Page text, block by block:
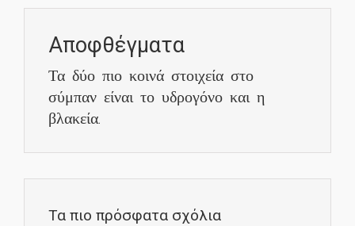
Αποφθέγματα
Τα δύο πιο κοινά στοιχεία στο
σύμπαν είναι το υδρογόνο και η
βλακεία.
Τα πιο πρόσφατα σχόλια